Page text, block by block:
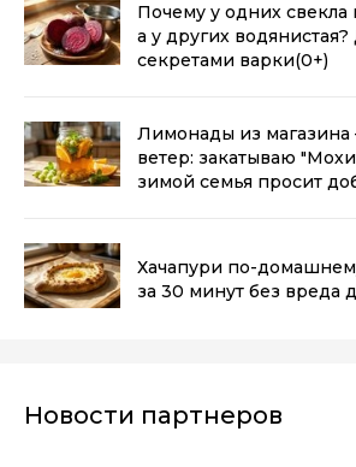
Почему у одних свекла
а у других
секретами варки(0+)
Лимонады из
ветер: закатываю
зимой семья просит
Хачапури по-
за 30 минут без вреда
Новости партнеров